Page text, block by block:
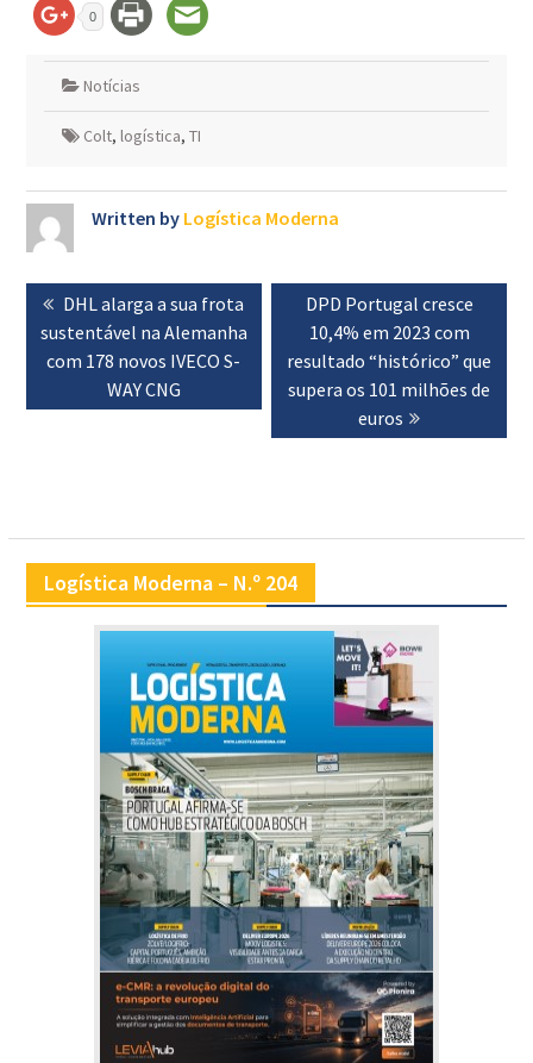
0
Notícias
Colt, logística, TI
Written by Logística Moderna
Navegação
de
artigos
Previous
post:
DHL alarga a sua frota
sustentável na Alemanha
com 178 novos IVECO S-
WAY CNG
Next
post:
DPD Portugal cresce
10,4% em 2023 com
resultado “histórico” que
supera os 101 milhões de
euros
Logística Moderna – N.º 204